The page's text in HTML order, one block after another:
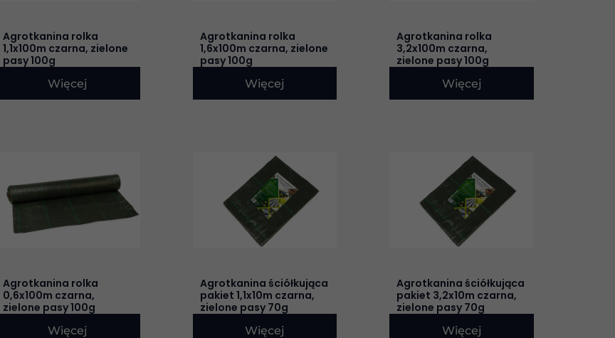
Agrotkanina rolka
1,1x100m czarna, zielone
pasy 100g
Więcej
Agrotkanina rolka
1,6x100m czarna, zielone
pasy 100g
Więcej
Agrotkanina rolka
3,2x100m czarna,
zielone pasy 100g
Więcej
Agrotkanina rolka
0,6x100m czarna,
zielone pasy 100g
Więcej
Agrotkanina ściółkująca
pakiet 1,1x10m czarna,
zielone pasy 70g
Więcej
Agrotkanina ściółkująca
pakiet 3,2x10m czarna,
zielone pasy 70g
Więcej